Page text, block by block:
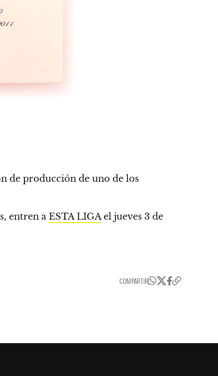
de producción de uno de los
entren a ESTA LIGAel jueves 3 de
COMPARTIR